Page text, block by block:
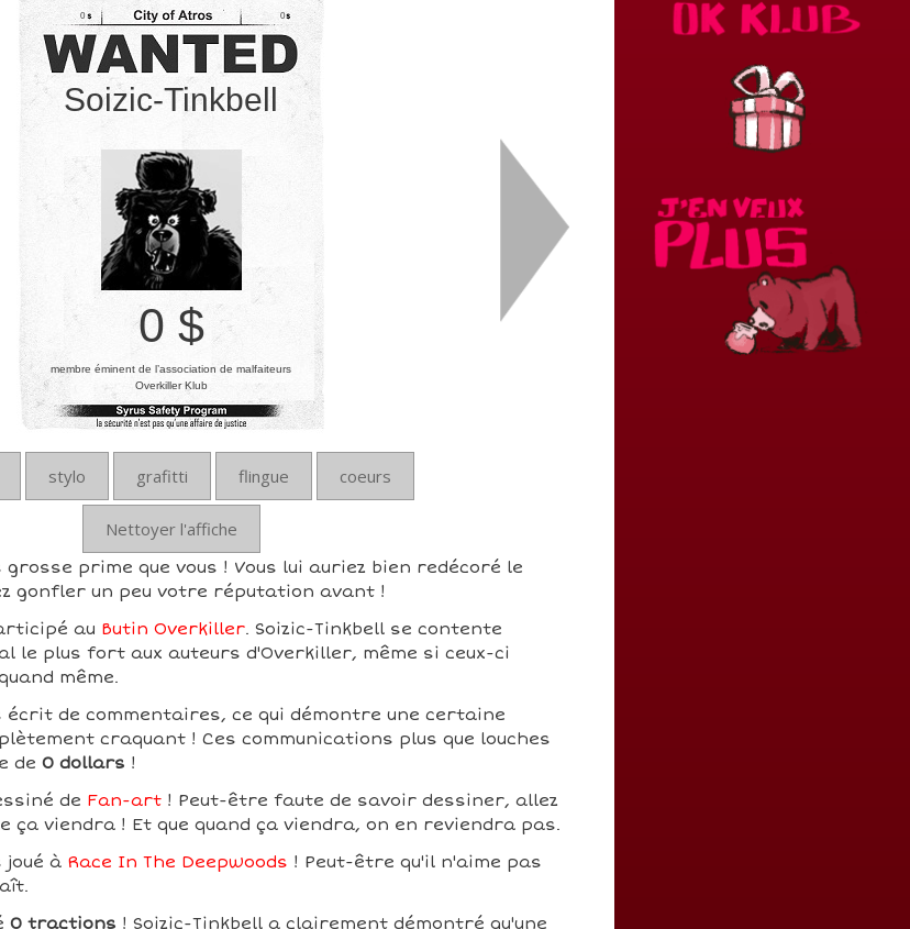
0
Soizic-Tinkbell
0
0 $
membre éminent de l’association de malfaiteurs
Overkiller Klub
stylo grafitti flingue coeurs
Nettoyer l'affiche
grosse prime que vous ! Vous lui auriez bien redécoré le
gonfler un peu votre réputation avant !
au Butin Overkiller. Soizic-Tinkbell se contente
le plus fort aux auteurs d'Overkiller, même si ceux-ci
même.
écrit de commentaires, ce qui démontre une certaine
craquant ! Ces communications plus que louches
de 0 dollars !
de Fan-art! Peut-être faute de savoir dessiner, allez
ça viendra ! Et que quand ça viendra, on en reviendra pas.
joué à Race In The Deepwoods ! Peut-être qu'il n'aime pas
0 tractions ! Soizic-Tinkbell a clairement démontré qu'une